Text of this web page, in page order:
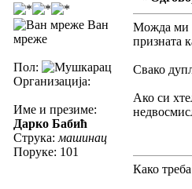
Ван
мреже
Пол:
Организација:
Име и презиме:
Дарко Бабић
Струка: машинац
Поруке: 101
Можда ми и
призната
Свако
Ако си
Како